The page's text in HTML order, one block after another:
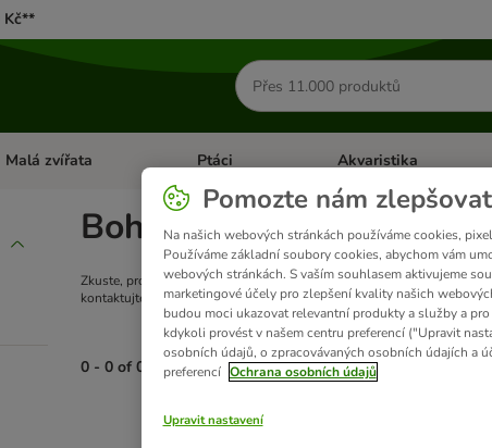
Kč**
Hledat
produkty
menu: Kočky
Malá zvířata Otevřít menu: Malá zvířata
Ptáci Otevřít menu: Ptáci
Akvaristika
Bohužel jsme k"Krmivo"
Zkuste, prosím, hledat znovu: ujistěte se, že vámi hledaný pojem
kontaktujte, prosím, nášzákaznický servis. Rádi vám pomůžeme
0 - 0 of 0 výsledků
product items have been changed
Pomozte nám
Na našich webových stránkách používáme cookies,
Používáme základní soubory cookies, abychom vám
webových stránkách. S vaším souhlasem aktivujeme
marketingové účely pro zlepšení kvality našich
budou moci ukazovat relevantní produkty a služby a
kdykoli provést v našem centru preferencí ("Upravit
osobních údajů, o zpracovávaných osobních údajích a
preferencí Ochrana osobních údajů
Upravit nastavení